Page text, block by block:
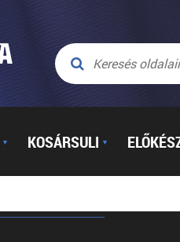
▼ KOSÁRSULI ▼